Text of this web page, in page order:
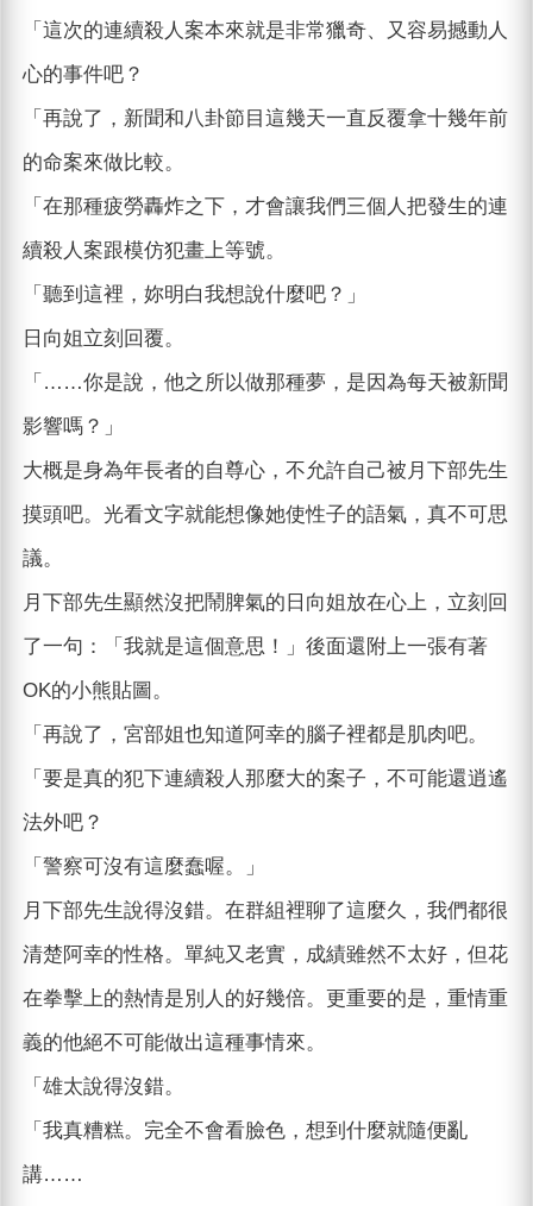
「這次的連續殺人案本來就是非常獵奇、又容易撼動人
心的事件吧？
「再說了，新聞和八卦節目這幾天一直反覆拿十幾年前
的命案來做比較。
「在那種疲勞轟炸之下，才會讓我們三個人把發生的連
續殺人案跟模仿犯畫上等號。
「聽到這裡，妳明白我想說什麼吧？」
日向姐立刻回覆。
「……你是說，他之所以做那種夢，是因為每天被新聞
影響嗎？」
大概是身為年長者的自尊心，不允許自己被月下部先生
摸頭吧。光看文字就能想像她使性子的語氣，真不可思
議。
月下部先生顯然沒把鬧脾氣的日向姐放在心上，立刻回
了一句：「我就是這個意思！」後面還附上一張有著
OK的小熊貼圖。
「再說了，宮部姐也知道阿幸的腦子裡都是肌肉吧。
「要是真的犯下連續殺人那麼大的案子，不可能還逍遙
法外吧？
「警察可沒有這麼蠢喔。」
月下部先生說得沒錯。在群組裡聊了這麼久，我們都很
清楚阿幸的性格。單純又老實，成績雖然不太好，但花
在拳擊上的熱情是別人的好幾倍。更重要的是，重情重
義的他絕不可能做出這種事情來。
「雄太說得沒錯。
「我真糟糕。完全不會看臉色，想到什麼就隨便亂
講……